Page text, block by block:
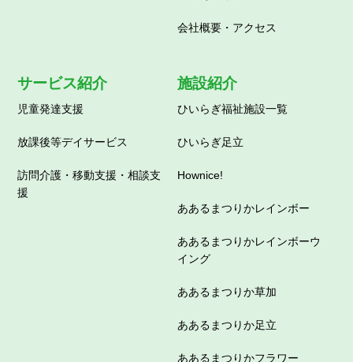
会社概要・アクセス
サービス紹介
児童発達支援
放課後等デイサービス
訪問介護・移動支援・相談支
援
施設紹介
ひいらぎ福祉施設一覧
ひいらぎ足立
Hownice!
ああるまつりかレインボー
ああるまつりかレインボーウ
イング
ああるまつりか草加
ああるまつりか足立
ああるまつりかフラワー